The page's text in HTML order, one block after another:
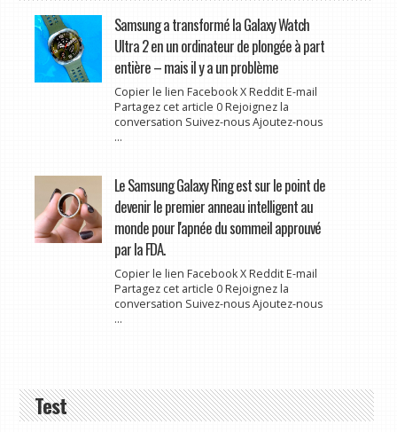
Samsung a transformé la Galaxy Watch
Ultra 2 en un ordinateur de plongée à part
entière – mais il y a un problème
Copier le lien Facebook X Reddit E-mail
Partagez cet article 0 Rejoignez la
conversation Suivez-nous Ajoutez-nous
...
Le Samsung Galaxy Ring est sur le point de
devenir le premier anneau intelligent au
monde pour l'apnée du sommeil approuvé
par la FDA.
Copier le lien Facebook X Reddit E-mail
Partagez cet article 0 Rejoignez la
conversation Suivez-nous Ajoutez-nous
...
Test